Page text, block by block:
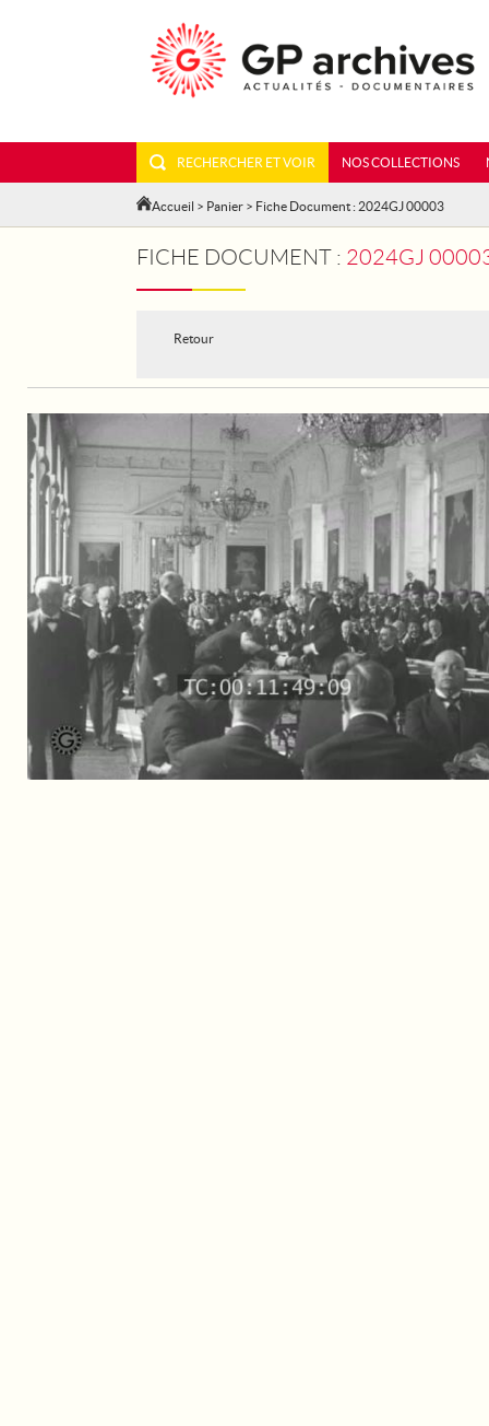
RECHERCHER ET VOIR NOS COLLECTIONS
Accueil > Panier > Fiche Document : 2024GJ 00003
FICHE DOCUMENT : 2024GJ 00003 -
Retour